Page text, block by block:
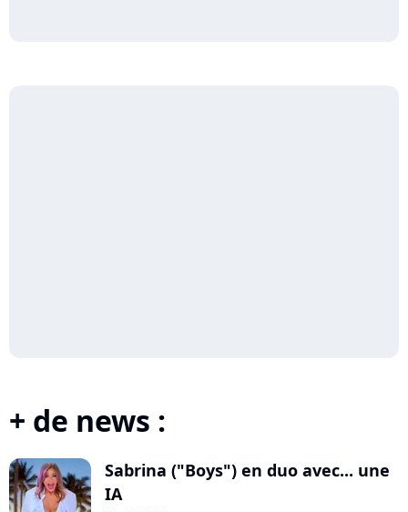
+ de news :
Sabrina ("Boys") en duo avec... une
IA